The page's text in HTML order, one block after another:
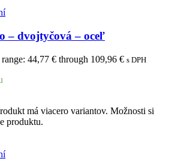
– dvojtyčová – oceľ
range: 44,77 € through 109,96 € s DPH
má viacero variantov. Možnosti si
produktu.